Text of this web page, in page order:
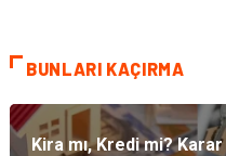
BUNLARI KAÇIRMA
Kira mı, Kredi mi?